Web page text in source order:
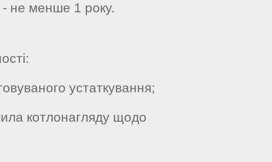
- не менше 1 року.
устаткування;
котлонагляду щодо